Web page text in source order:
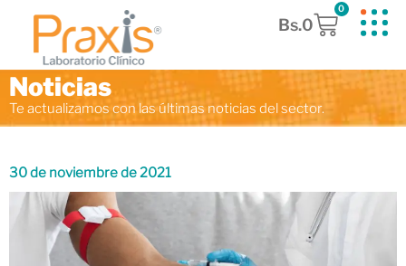
Bs.0
0
Noticias
Te actualizamos con las últimas noticias del sector.
30 de noviembre de 2021